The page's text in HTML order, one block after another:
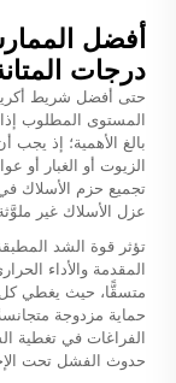
أفضل
درجات
المستوى المطلوب
بالغ الأهمية؛ إذ
الزيوت أو الغبار أو
تجميع حزم الأسلاك
عزل الأسلاك غير
تؤثر قوة الشد
المقدمة والأداء
حماية مزدوجة
الفراغات في تغطية
حدوث الفشل تحت